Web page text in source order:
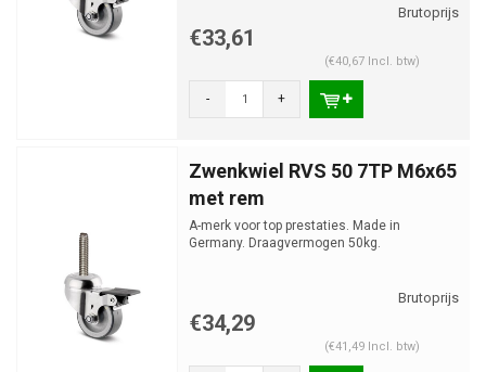
€33,61
(€40,67 Incl. btw)
- +
Zwenkwiel RVS 50 7TP M6x65
met rem
A-merk voor top prestaties. Made in
Germany. Draagvermogen 50kg.
€34,29
(€41,49 Incl. btw)